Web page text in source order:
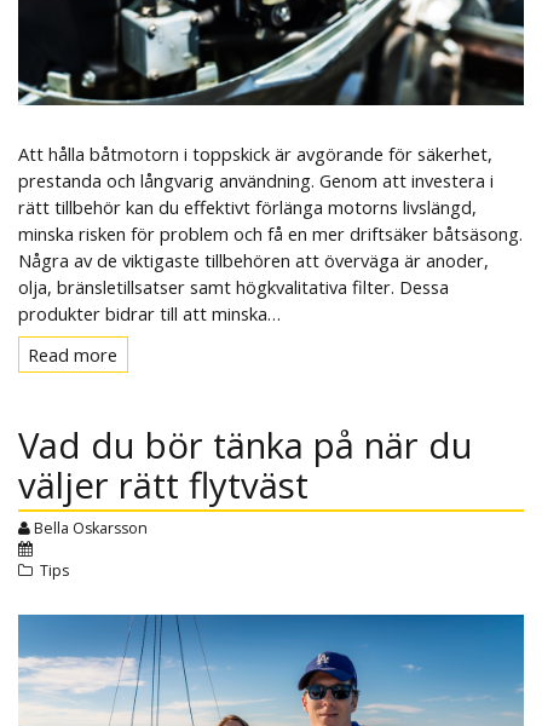
Att hålla båtmotorn i toppskick är avgörande för säkerhet,
prestanda och långvarig användning. Genom att investera i
rätt tillbehör kan du effektivt förlänga motorns livslängd,
minska risken för problem och få en mer driftsäker båtsäsong.
Några av de viktigaste tillbehören att överväga är anoder,
olja, bränsletillsatser samt högkvalitativa filter. Dessa
produkter bidrar till att minska…
Read more
more
Vad du bör tänka på när du
väljer rätt flytväst
Bella Oskarsson
Tips